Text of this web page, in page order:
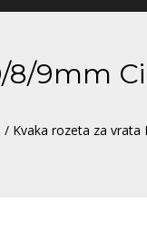
8/9mm
/ Kvaka rozeta za vrata